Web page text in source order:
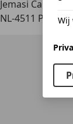
Jemasi Cars B.V.
NL-4511 PC Wij